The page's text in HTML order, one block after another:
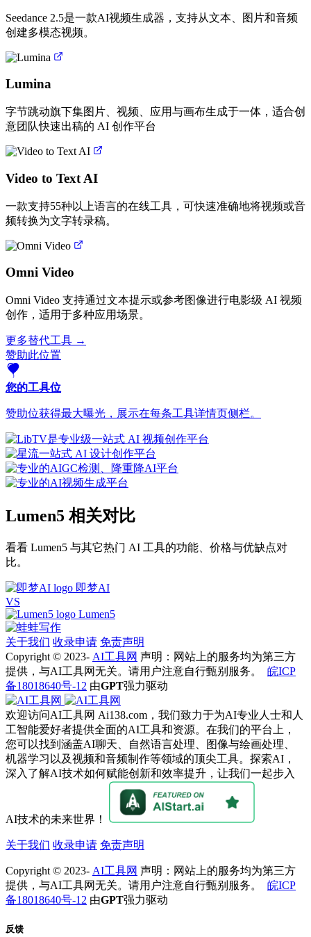
Seedance 2.5是一款AI视频生成器，支持从文本、图片和音频
创建多模态视频。
Lumina
字节跳动旗下集图片、视频、应用与画布生成于一体，适合创
意团队快速出稿的 AI 创作平台
Video to Text AI
一款支持55种以上语言的在线工具，可快速准确地将视频或音
频转换为文字转录稿。
Omni Video
Omni Video 支持通过文本提示或参考图像进行电影级 AI 视频
创作，适用于多种应用场景。
更多替代工具 →
赞助此位置
您的工具位
赞助位获得最大曝光，展示在每条工具详情页侧栏。
Lumen5 相关对比
看看 Lumen5 与其它热门 AI 工具的功能、价格与优缺点对
比。
即梦AI
VS
Lumen5
即
梦
AI
VS
Lumen5：
功
能、
价
格、
优
缺
关于我们 收录申请 免责声明
Copyright © 2023- AI工具网 声明：网站上的服务均为第三方
提供，与AI工具网无关。请用户注意自行甄别服务。 皖ICP
备18018640号-12 由GPT强力驱动
欢迎访问AI工具网 Ai138.com，我们致力于为AI专业人士和人
工智能爱好者提供全面的AI工具和资源。在我们的平台上，
您可以找到涵盖AI聊天、自然语言处理、图像与绘画处理、
机器学习以及视频和音频制作等领域的顶尖工具。探索AI，
深入了解AI技术如何赋能创新和效率提升，让我们一起步入
AI技术的未来世界！
关于我们 收录申请 免责声明
Copyright © 2023- AI工具网 声明：网站上的服务均为第三方
提供，与AI工具网无关。请用户注意自行甄别服务。 皖ICP
备18018640号-12 由GPT强力驱动
反馈